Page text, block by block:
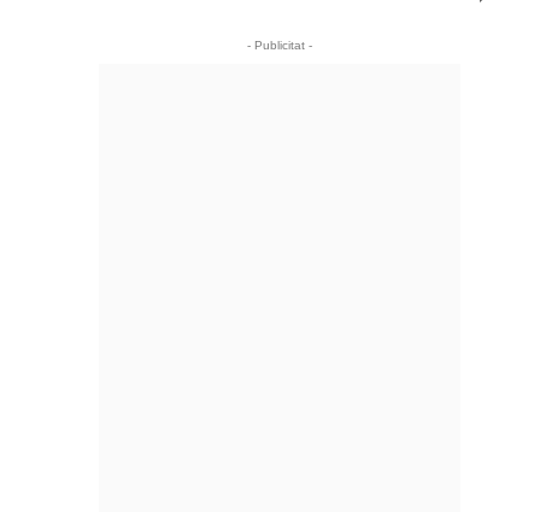
- Publicitat -